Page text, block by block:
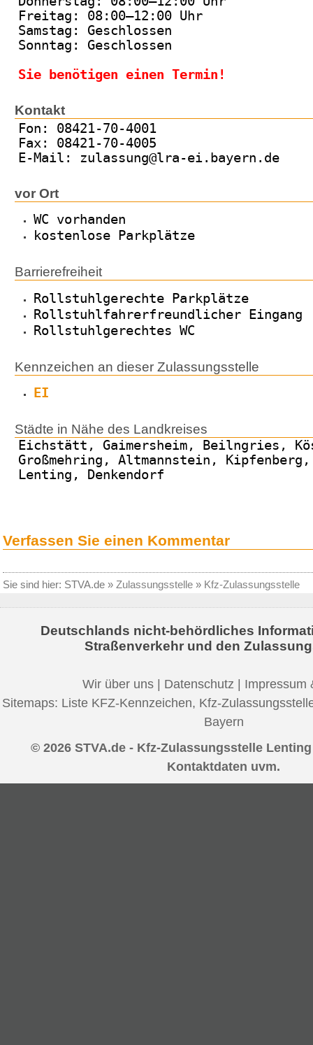
Freitag: 08:00–12:00 Uhr
Samstag: Geschlossen
Sonntag: Geschlossen
Sie benötigen einen Termin!
Kontakt
Fon: 08421-70-4001
Fax: 08421-70-4005
E-Mail: zulassung@lra-ei.bayern.de
vor Ort
WC vorhanden
kostenlose Parkplätze
Barrierefreiheit
Rollstuhlgerechte Parkplätze
Rollstuhlfahrerfreundlicher Eingang
Rollstuhlgerechtes WC
Kennzeichen an dieser Zulassungsstelle
EI
Städte in Nähe des Landkreises
Eichstätt, Gaimersheim, Beilngries,
Großmehring, Altmannstein,
Lenting, Denkendorf
Verfassen Sie einen Kommentar
Sie sind hier: STVA.de » Zulassungsstelle » Kfz-Zulassungsstelle
Deutschlands nicht-behördliches
Straßenverkehr und den
Wir über uns | Datenschutz | Impressum
Sitemaps: Liste KFZ-Kennzeichen, Kfz-
Bayern
© 2026 STVA.de - Kfz-Zulassungsstelle
Kontaktdaten uvm.